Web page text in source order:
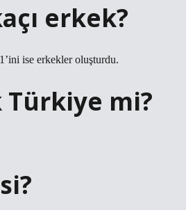
erkek?
ise erkekler oluşturdu.
Türkiye mi?